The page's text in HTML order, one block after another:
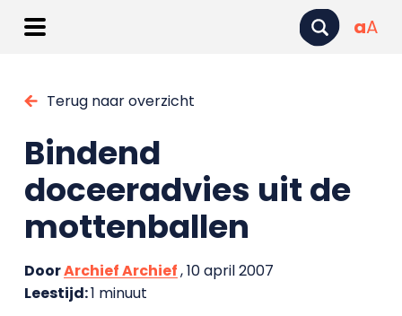
aA
Terug naar overzicht
Bindend
doceeradvies uit de
mottenballen
DoorArchief Archief, 10 april 2007
Leestijd:1 minuut